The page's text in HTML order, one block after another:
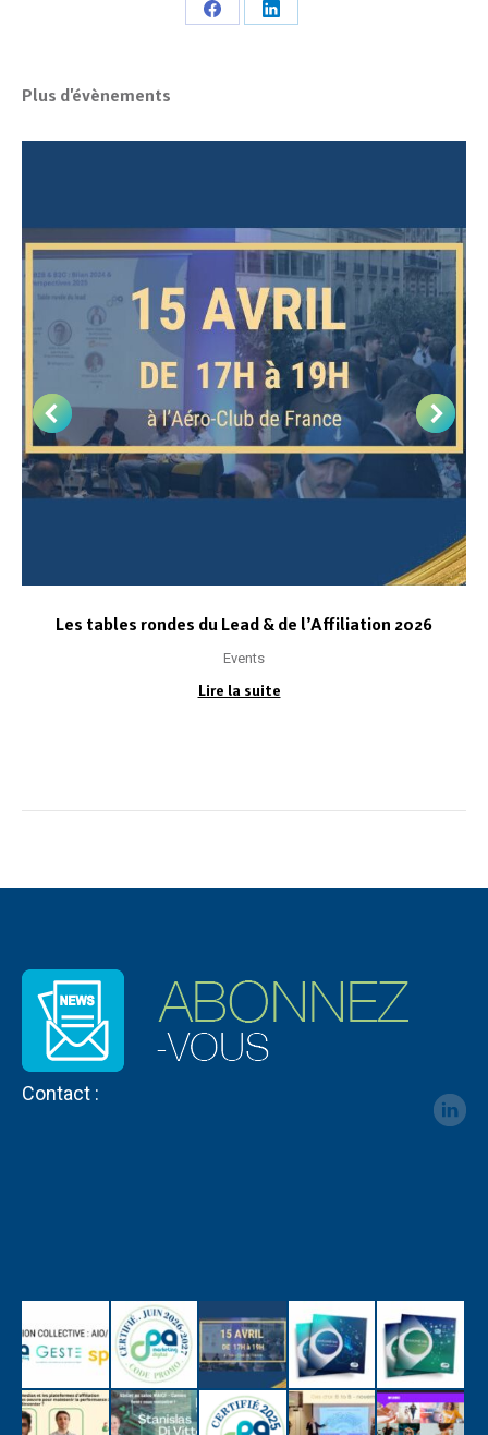
Share
Share
Plus d'évènements
Les tables rondes du Lead & de l’Affiliation 2026
Events
Lire la suite
Contact :